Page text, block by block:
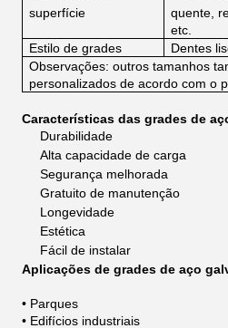
superfície
quente,
etc.
Estilo de grades
Dentes
Observações: outros tamanhos
personalizados de acordo com o
Características das grades de
Durabilidade
Alta capacidade de carga
Segurança melhorada
Gratuito de manutenção
Longevidade
Estética
Fácil de instalar
Aplicações de grades de aço
• Parques
• Edifícios industriais